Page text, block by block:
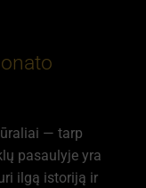
— tarp
pasaulyje yra
ilgą istoriją ir